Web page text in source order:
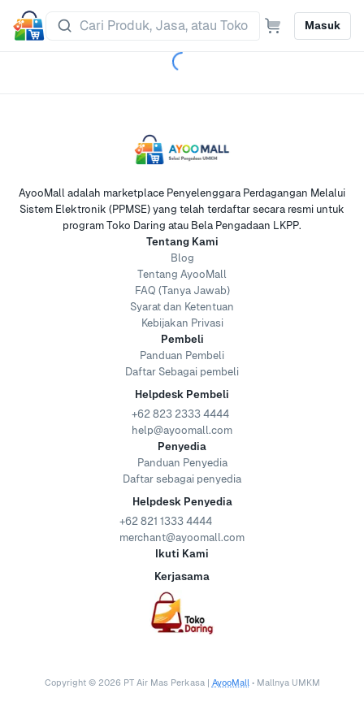
Masuk
AyooMall adalah marketplace Penyelenggara Perdagangan Melalui
Sistem Elektronik (PPMSE) yang telah terdaftar secara resmi untuk
program Toko Daring atau Bela Pengadaan LKPP.
Tentang Kami
Blog
Tentang AyooMall
FAQ (Tanya Jawab)
Syarat dan Ketentuan
Kebijakan Privasi
Pembeli
Panduan Pembeli
Daftar Sebagai pembeli
Helpdesk Pembeli
+62 823 2333 4444
help@ayoomall.com
Penyedia
Panduan Penyedia
Daftar sebagai penyedia
Helpdesk Penyedia
+62 821 1333 4444
merchant@ayoomall.com
Ikuti Kami
Kerjasama
Copyright © 2026 PT Air Mas Perkasa | AyooMall • Mallnya UMKM